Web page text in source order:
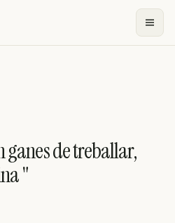
ganes de treballar,
"